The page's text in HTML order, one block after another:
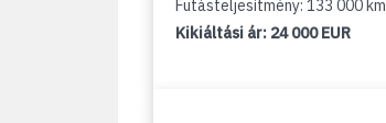
Futásteljesítmény: 133 000 km
Kikiáltási ár: 24 000 EUR